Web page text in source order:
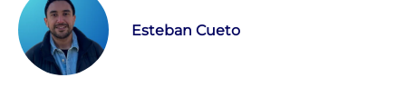
Esteban Cueto